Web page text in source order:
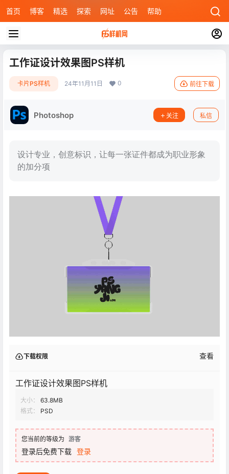
首页 博客 精选 探索 网址 公告 帮助
工作证设计效果图PS样机
卡片PS样机 24年11月11日 0 前往下载
Photoshop 关注 私信
设计专业，创意标识，让每一张证件都成为职业形象
的加分项
下载权限 查看
工作证设计效果图PS样机
大小：
63.8MB
格式：
PSD
您当前的等级为 游客
登录后免费下载 登录